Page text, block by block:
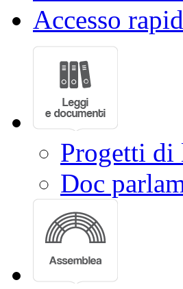
Accesso
Progetti di
Doc